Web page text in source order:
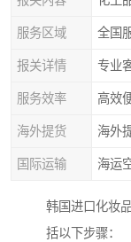
服务区域 全国
报关详情 专业
服务效率 高效
海外提货 海外
国际运输 海运
韩国进口化妆
括以下步骤：